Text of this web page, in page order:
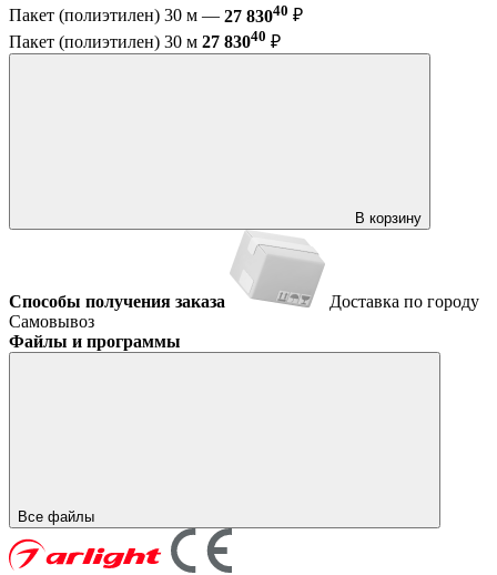
Пакет (полиэтилен) 30 м — 27 83040 ₽
Пакет (полиэтилен) 30 м 27 83040 ₽
В корзину
Способы получения заказа
Доставка по городу
Самовывоз
Файлы и программы
Все файлы